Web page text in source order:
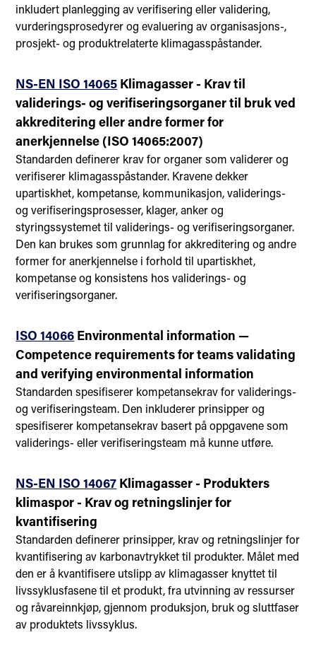
inkludert planlegging av verifisering eller validering,
vurderingsprosedyrer og evaluering av organisasjons-,
prosjekt- og produktrelaterte klimagasspåstander.
NS-EN ISO 14065 Klimagasser - Krav til
validerings- og verifiseringsorganer til bruk ved
akkreditering eller andre former for
anerkjennelse (ISO 14065:2007)
Standarden definerer krav for organer som validerer og
verifiserer klimagasspåstander. Kravene dekker
upartiskhet, kompetanse, kommunikasjon, validerings-
og verifiseringsprosesser, klager, anker og
styringssystemet til validerings- og verifiseringsorganer.
Den kan brukes som grunnlag for akkreditering og andre
former for anerkjennelse i forhold til upartiskhet,
kompetanse og konsistens hos validerings- og
verifiseringsorganer.
ISO 14066 Environmental information —
Competence requirements for teams validating
and verifying environmental information
Standarden spesifiserer kompetansekrav for validerings-
og verifiseringsteam. Den inkluderer prinsipper og
spesifiserer kompetansekrav basert på oppgavene som
validerings- eller verifiseringsteam må kunne utføre.
NS-EN ISO 14067 Klimagasser - Produkters
klimaspor - Krav og retningslinjer for
kvantifisering
Standarden definerer prinsipper, krav og retningslinjer for
kvantifisering av karbonavtrykket til produkter. Målet med
den er å kvantifisere utslipp av klimagasser knyttet til
livssyklusfasene til et produkt, fra utvinning av ressurser
og råvareinnkjøp, gjennom produksjon, bruk og sluttfaser
av produktets livssyklus.